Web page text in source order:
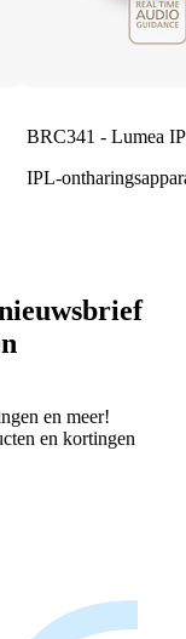
BRC341 - Lumea
IPL-
en meer!
en kortingen